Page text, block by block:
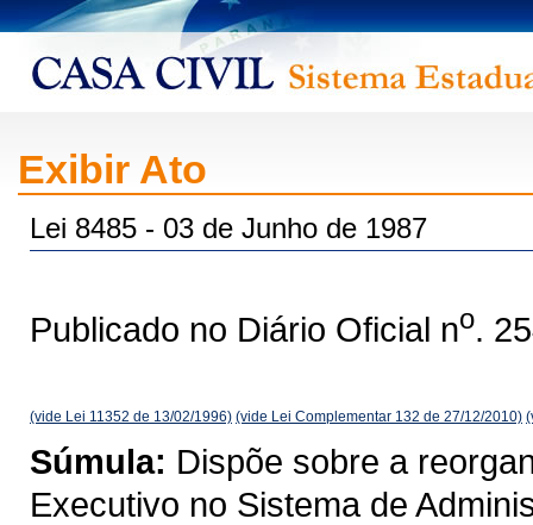
Exibir Ato
Lei 8485 - 03 de Junho de 1987
Publicado no Diário Oficial no.
(vide Lei 11352 de 13/02/1996) (vide Lei Complementar 132 de 27/12/2010)
Súmula: Dispõe sobre a
Executivo no Sistema de